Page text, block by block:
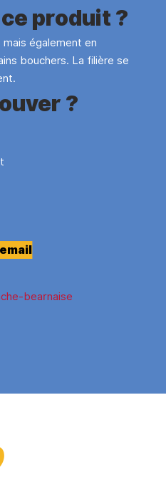
produit ?
également en
bouchers. La filière se
?
bearnaise